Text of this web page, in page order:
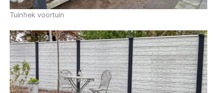
Tuinhek voortuin